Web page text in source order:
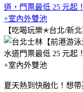
道，門票最低 25 元起
+室內外雙池
【吃喝玩樂✭台北/新北
夏天熱到快融化！想